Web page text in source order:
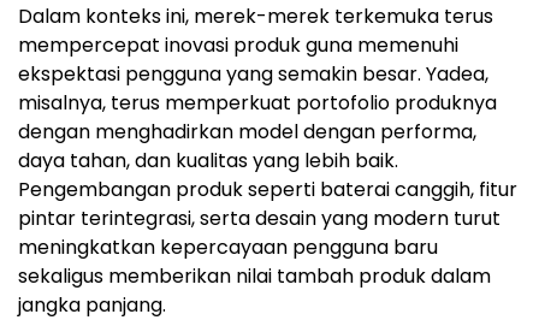
Dalam konteks ini, merek-merek terkemuka terus
mempercepat inovasi produk guna memenuhi
ekspektasi pengguna yang semakin besar. Yadea,
misalnya, terus memperkuat portofolio produknya
dengan menghadirkan model dengan performa,
daya tahan, dan kualitas yang lebih baik.
Pengembangan produk seperti baterai canggih, fitur
pintar terintegrasi, serta desain yang modern turut
meningkatkan kepercayaan pengguna baru
sekaligus memberikan nilai tambah produk dalam
jangka panjang.